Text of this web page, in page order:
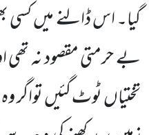
گیا۔ اس ڈالنے میں کسی
بے حرمتی مقصود نہ
تختیاں ٹوٹ گئیں